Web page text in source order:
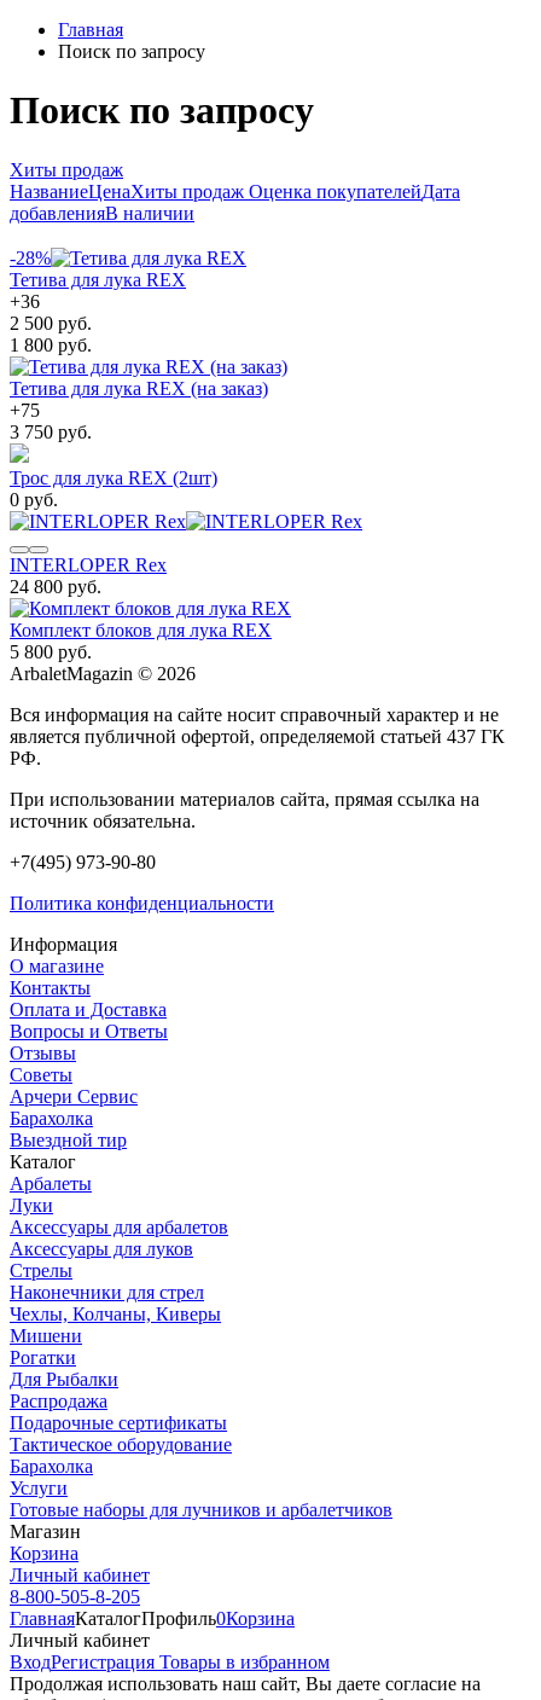
Главная
Поиск по запросу
Поиск по запросу
Хиты продаж
НазваниеЦенаХиты продаж Оценка покупателейДата
добавленияВ наличии
-28%
Тетива для лука REX
+36
2 500 руб.
1 800 руб.
Тетива для лука REX (на заказ)
+75
3 750 руб.
Трос для лука REX (2шт)
0 руб.
INTERLOPER Rex
24 800 руб.
Комплект блоков для лука REX
5 800 руб.
ArbaletMagazin © 2026
Вся информация на сайте носит справочный характер и не
является публичной офертой, определяемой статьей 437 ГК
РФ.
При использовании материалов сайта, прямая ссылка на
источник обязательна.
+7(495) 973-90-80
Политика конфиденциальности
Информация
О магазине
Контакты
Оплата и Доставка
Вопросы и Ответы
Отзывы
Советы
Арчери Сервис
Барахолка
Выездной тир
Каталог
Арбалеты
Луки
Аксессуары для арбалетов
Аксессуары для луков
Стрелы
Наконечники для стрел
Чехлы, Колчаны, Киверы
Мишени
Рогатки
Для Рыбалки
Распродажа
Подарочные сертификаты
Тактическое оборудование
Барахолка
Услуги
Готовые наборы для лучников и арбалетчиков
Магазин
Корзина
Личный кабинет
8-800-505-8-205
ГлавнаяКаталогПрофиль0Корзина
Личный кабинет
ВходРегистрация Товары в избранном
Продолжая использовать наш cайт, Вы даете согласие на